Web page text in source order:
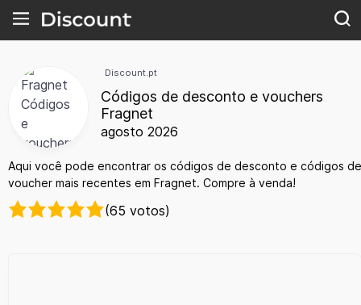
Discount.pt
Códigos de desconto e vouchers
Fragnet
agosto 2026
Aqui você pode encontrar os códigos de desconto e códigos de
voucher mais recentes em Fragnet. Compre à venda!
(65 votos)